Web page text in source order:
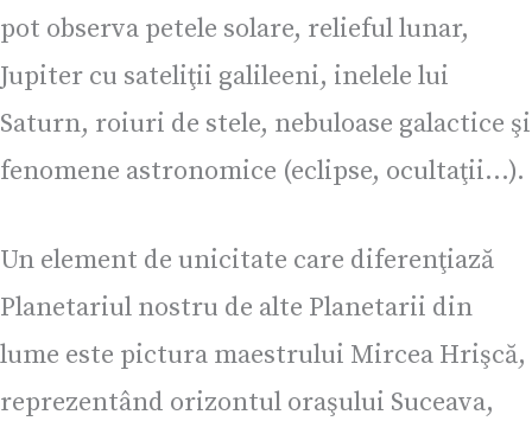
pot observa petele solare, relieful lunar,
Jupiter cu sateliţii galileeni, inelele lui
Saturn, roiuri de stele, nebuloase galactice şi
fenomene astronomice (eclipse, ocultaţii…).
Un element de unicitate care diferenţiază
Planetariul nostru de alte Planetarii din
lume este pictura maestrului Mircea Hrişcă,
reprezentând orizontul oraşului Suceava,